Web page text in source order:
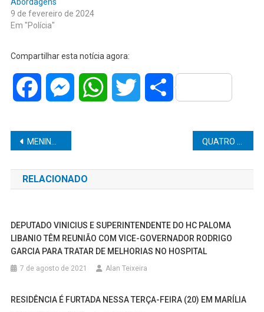
Abordagens
9 de fevereiro de 2024
Em "Polícia"
Compartilhar esta notícia agora:
Facebook MessengerWhatsAppTwitter Share
Navegação
de
Post
MENINA DE 15 ANOS É ESTUPRADA EM BANHEIRO DE PRAÇA EM BOTUCATU QUATRO PESSOAS SÃO PRESAS POR INTEGRAR QUADRILHA DE TRÁFICO DE DROGAS EM GÁLIA
RELACIONADO
DEPUTADO VINICIUS E SUPERINTENDENTE DO HC PALOMA
LIBANIO TÊM REUNIÃO COM VICE-GOVERNADOR RODRIGO
GARCIA PARA TRATAR DE MELHORIAS NO HOSPITAL
7 de agosto de 2021 Alan Teixeira
RESIDÊNCIA É FURTADA NESSA TERÇA-FEIRA (20) EM MARÍLIA